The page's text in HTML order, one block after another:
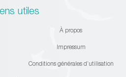
utiles
À propos
Impressum
Conditions générales d’utilisation